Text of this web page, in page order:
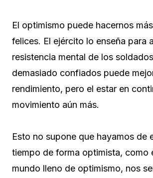
El optimismo puede hacernos
felices. El ejército lo enseña para
resistencia mental de los
demasiado confiados puede
rendimiento, pero el estar en
movimiento aún más.
Esto no supone que hayamos de
tiempo de forma optimista, como
mundo lleno de optimismo, nos